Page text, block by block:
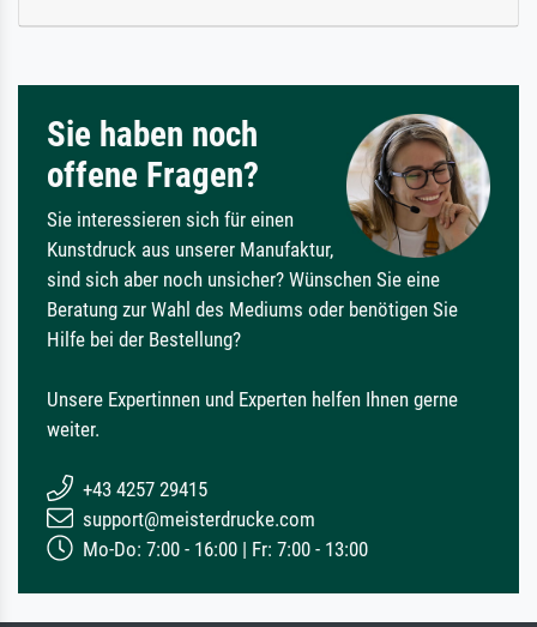
Sie haben noch
offene Fragen?
Sie interessieren sich für einen
Kunstdruck aus unserer Manufaktur,
sind sich aber noch unsicher? Wünschen Sie eine
Beratung zur Wahl des Mediums oder benötigen Sie
Hilfe bei der Bestellung?
Unsere Expertinnen und Experten helfen Ihnen gerne
weiter.
+43 4257 29415
support@meisterdrucke.com
Mo-Do: 7:00 - 16:00 | Fr: 7:00 - 13:00